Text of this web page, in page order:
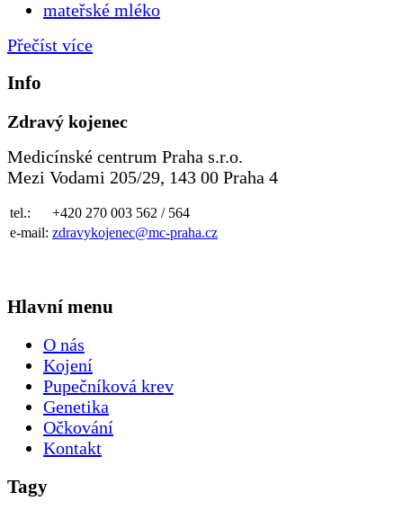
mateřské mléko
Přečíst více
Info
Zdravý kojenec
Medicínské centrum Praha s.r.o.
Mezi Vodami 205/29, 143 00 Praha 4
tel.:
+420 270 003 562 / 564
e-mail: zdravykojenec@mc-praha.cz
Hlavní menu
O nás
Kojení
Pupečníková krev
Genetika
Očkování
Kontakt
Tagy